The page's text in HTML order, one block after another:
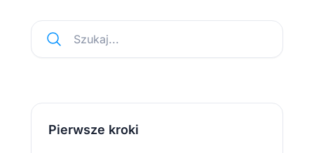
Szukaj...
Pierwsze kroki